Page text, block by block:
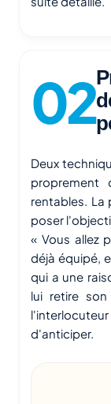
Deux
rentables. La
poser
« Vous allez
déjà équipé,
qui a une
lui retire
d'anticiper.